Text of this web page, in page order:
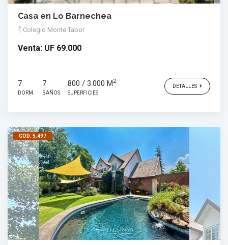
Casa en Lo Barnechea
Colegio Monte Tabor
Venta: UF 69.000
7
DORM.
7
BAÑOS
800 / 3.000 M2
SUPERFICIES
DETALLES
COD: 5.497